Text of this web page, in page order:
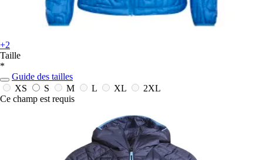
+2
Taille
*
Guide des tailles
XS
S M L XL
2XL
Ce champ est requis